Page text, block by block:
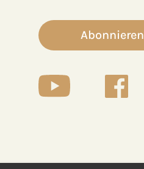
Abonnieren